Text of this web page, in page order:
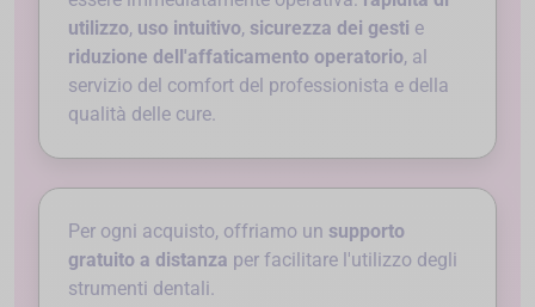
utilizzo, uso intuitivo, sicurezza dei gesti e
riduzione dell'affaticamento operatorio, al
servizio del comfort del professionista e della
qualità delle cure.
Per ogni acquisto, offriamo un supporto
gratuito a distanza per facilitare l'utilizzo degli
strumenti dentali.